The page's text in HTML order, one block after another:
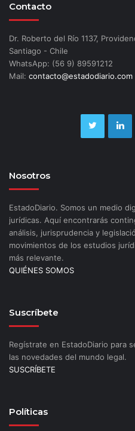
Contacto
Dr. Roberto del Río 1137,
Santiago - Chile
WhatsApp: (56 9) 89591212
Mail: contacto@estadodiario.com
Nosotros
EstadoDiario. Somos un medio
jurídicas. Aquí encontrarás
análisis, jurisprudencia y
movimientos de los estudios
más relevante.
QUIÉNES SOMOS
Suscríbete
Regístrate en EstadoDiario para
las novedades del mundo legal.
SUSCRÍBETE
Políticas